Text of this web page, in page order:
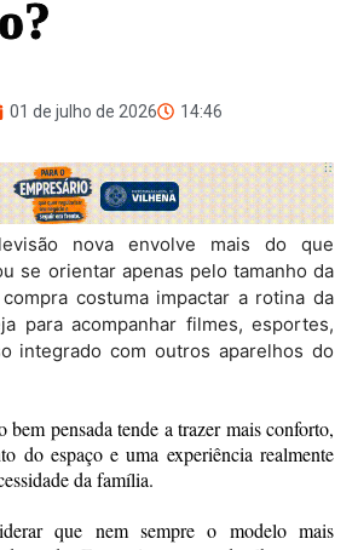
01 de julho de 2026 14:46
nova envolve mais do que
se orientar apenas pelo tamanho da
costuma impactar a rotina da
para acompanhar filmes, esportes,
integrado com outros aparelhos do
bem pensada tende a trazer mais conforto,
do espaço e uma experiência realmente
da família.
que nem sempre o modelo mais